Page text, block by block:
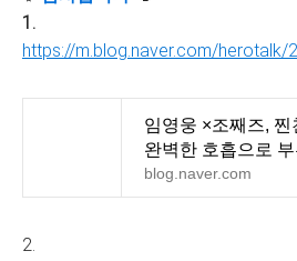
1.
https://m.blog.naver.com/herotalk/
임영웅 ×조째즈,
완벽한 호흡으로
환상적!
blog.naver.com
2.